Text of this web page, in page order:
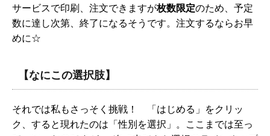
サービスで印刷、注文できますが枚数限定のため、予定
数に達し次第、終了になるそうです。注文するならお早
めに☆
【なにこの選択肢】
それでは私もさっそく挑戦！ 「はじめる」をクリッ
ク、すると現れたのは「性別を選択」。ここまでは至っ